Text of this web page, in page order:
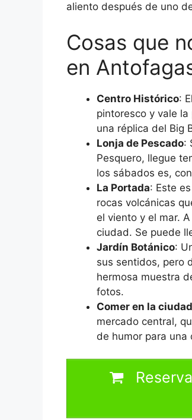
aliento después de uno
Cosas que
en
Centro Histórico:
pintoresco y vale
una réplica del Big
Lonja de Pescado:
Pesquero, llegue
los sábados es,
La Portada: Este
rocas volcánicas
el viento y el mar.
ciudad. Se puede
Jardín Botánico:
sus sentidos, pero
hermosa muestra
fotos.
Comer en la ciudad
mercado central,
de humor para una